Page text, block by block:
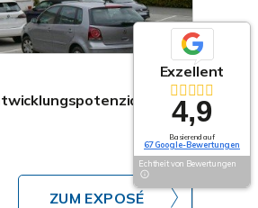
in
ZUM EXPOSÉ
Exzellent
4,9
Basierend auf
67 Google-Bewertungen
Echtheit von Bewertungen